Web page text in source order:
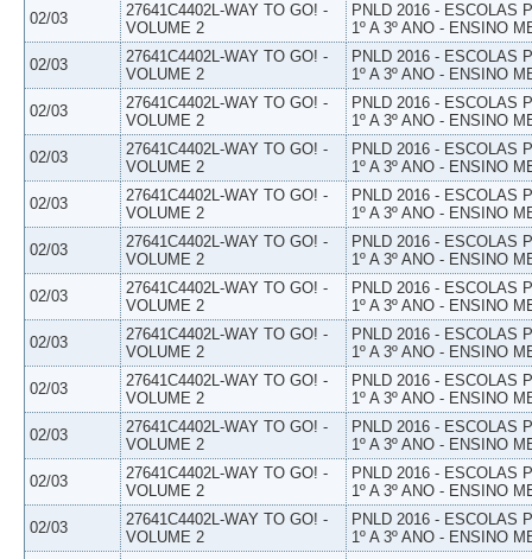
02/03
27641C4402L-WAY TO GO! -
VOLUME 2
PNLD 2016 - ESCOLAS
1º A 3º ANO - ENSINO
02/03
27641C4402L-WAY TO GO! -
VOLUME 2
PNLD 2016 - ESCOLAS
1º A 3º ANO - ENSINO
02/03
27641C4402L-WAY TO GO! -
VOLUME 2
PNLD 2016 - ESCOLAS
1º A 3º ANO - ENSINO
02/03
27641C4402L-WAY TO GO! -
VOLUME 2
PNLD 2016 - ESCOLAS
1º A 3º ANO - ENSINO
02/03
27641C4402L-WAY TO GO! -
VOLUME 2
PNLD 2016 - ESCOLAS
1º A 3º ANO - ENSINO
02/03
27641C4402L-WAY TO GO! -
VOLUME 2
PNLD 2016 - ESCOLAS
1º A 3º ANO - ENSINO
02/03
27641C4402L-WAY TO GO! -
VOLUME 2
PNLD 2016 - ESCOLAS
1º A 3º ANO - ENSINO
02/03
27641C4402L-WAY TO GO! -
VOLUME 2
PNLD 2016 - ESCOLAS
1º A 3º ANO - ENSINO
02/03
27641C4402L-WAY TO GO! -
VOLUME 2
PNLD 2016 - ESCOLAS
1º A 3º ANO - ENSINO
02/03
27641C4402L-WAY TO GO! -
VOLUME 2
PNLD 2016 - ESCOLAS
1º A 3º ANO - ENSINO
02/03
27641C4402L-WAY TO GO! -
VOLUME 2
PNLD 2016 - ESCOLAS
1º A 3º ANO - ENSINO
02/03
27641C4402L-WAY TO GO! -
VOLUME 2
PNLD 2016 - ESCOLAS
1º A 3º ANO - ENSINO